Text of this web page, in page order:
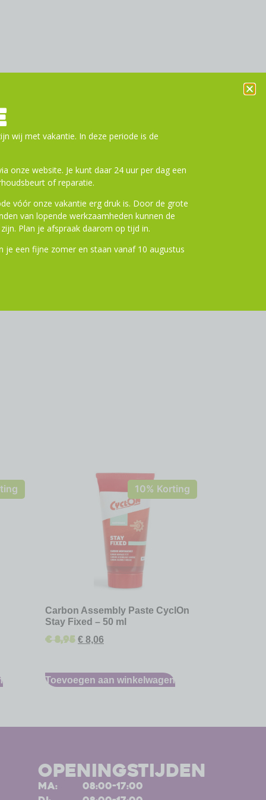
10% Korting
Carbon Assembly Paste CyclOn
Stay Fixed – 50 ml
€8,95 € 8,06
Toevoegen aan winkelwagen
openingstijden
ma:
08:00-17:00
wij met vakantie. In deze periode is de
onze website. Je kunt daar 24 uur per dag een
of reparatie.
vóór onze vakantie erg druk is. Door de grote
van lopende werkzaamheden kunnen de
Plan je afspraak daarom op tijd in.
je een fijne zomer en staan vanaf 10 augustus